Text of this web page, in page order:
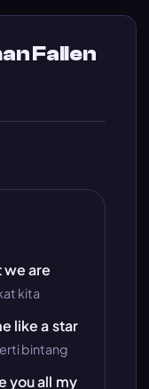
Fallen
we are
kita
like a star
bintang
you all my